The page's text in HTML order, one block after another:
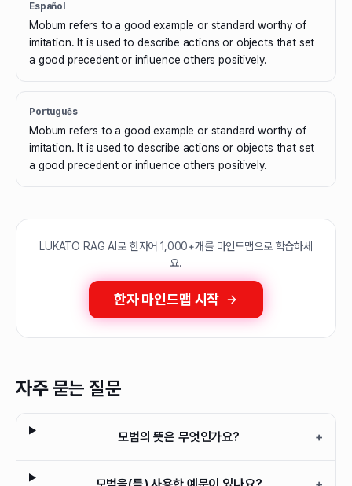
Español
Mobum refers to a good example or standard worthy of
imitation. It is used to describe actions or objects that set
a good precedent or influence others positively.
Português
Mobum refers to a good example or standard worthy of
imitation. It is used to describe actions or objects that set
a good precedent or influence others positively.
LUKATO RAG AI로 한자어 1,000+개를 마인드맵으로 학습하세
요.
한자 마인드맵 시작
자주 묻는 질문
모범의 뜻은 무엇인가요? +